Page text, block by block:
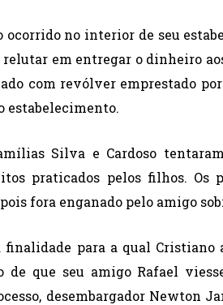
ocorrido no interior de seu
em entregar o dinheiro
com revólver emprestado
estabelecimento.
Silva e Cardoso
praticados pelos filhos. Os
fora enganado pelo amigo
para a qual Cristiano
de que seu amigo Rafael
desembargador Newton